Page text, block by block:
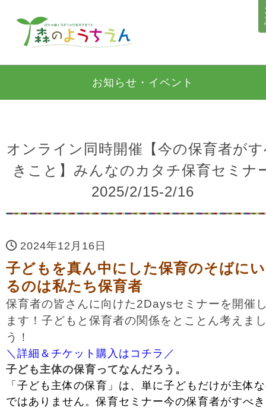
お知らせ・イベント
オンライン同時開催【今の保育者が
きこと】みんなのカタチ保育セミナ
2025/2/15-2/16
2024年12月16日
子どもを真ん中にした保育のそばにい
るのは私たち保育者
保育者の皆さんに向けた2Daysセミナーを開催
ます！子どもと保育者の関係をとことん考えま
う！
＼詳細＆チケット購入はコチラ／
子ども主体の保育ってなんだろう。
「子ども主体の保育」は、単に子どもだけが主体
ではありません。保育セミナー今の保育者がすべ